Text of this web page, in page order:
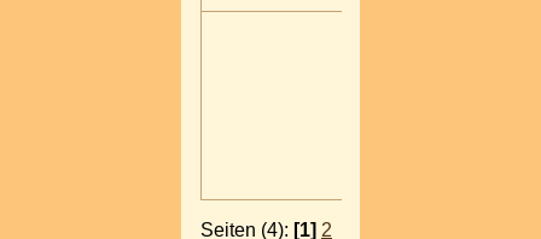
Seiten (4): [1] 2